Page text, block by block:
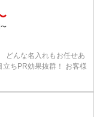
どんな名入れもお任せあ
ちPR効果抜群！ お客様